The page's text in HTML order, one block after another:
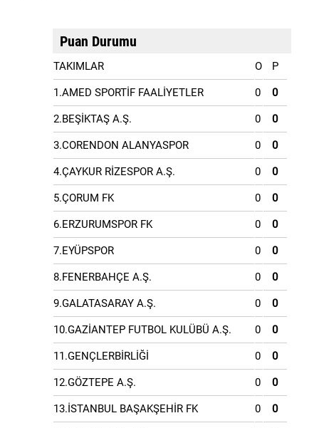
Puan Durumu
TAKIMLAR O P
1.AMED SPORTİF FAALİYETLER 0 0
2.BEŞİKTAŞ A.Ş. 0 0
3.CORENDON ALANYASPOR 0 0
4.ÇAYKUR RİZESPOR A.Ş. 0 0
5.ÇORUM FK 0 0
6.ERZURUMSPOR FK 0 0
7.EYÜPSPOR 0 0
8.FENERBAHÇE A.Ş. 0 0
9.GALATASARAY A.Ş. 0 0
10.GAZİANTEP FUTBOL KULÜBÜ A.Ş. 0 0
11.GENÇLERBİRLİĞİ 0 0
12.GÖZTEPE A.Ş. 0 0
13.İSTANBUL BAŞAKŞEHİR FK 0 0